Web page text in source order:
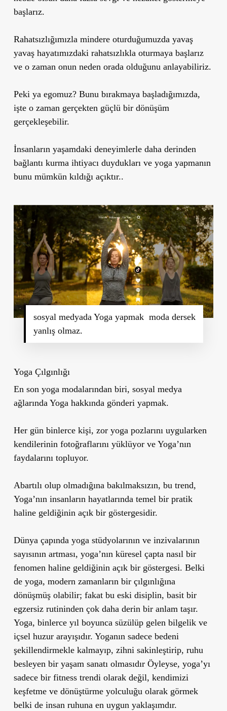
başlarız.
Rahatsızlığımızla mindere oturduğumuzda yavaş
yavaş hayatımızdaki rahatsızlıkla oturmaya başlarız
ve o zaman onun neden orada olduğunu anlayabiliriz.
Peki ya egomuz? Bunu bırakmaya başladığımızda,
işte o zaman gerçekten güçlü bir dönüşüm
gerçekleşebilir.
İnsanların yaşamdaki deneyimlerle daha derinden
bağlantı kurma ihtiyacı duydukları ve yoga yapmanın
bunu mümkün kıldığı açıktır..
sosyal medyada Yoga yapmak moda dersek
yanlış olmaz.
Yoga Çılgınlığı
En son yoga modalarından biri, sosyal medya
ağlarında Yoga hakkında gönderi yapmak.
Her gün binlerce kişi, zor yoga pozlarını uygularken
kendilerinin fotoğraflarını yüklüyor ve Yoga’nın
faydalarını topluyor.
Abartılı olup olmadığına bakılmaksızın, bu trend,
Yoga’nın insanların hayatlarında temel bir pratik
haline geldiğinin açık bir göstergesidir.
Dünya çapında yoga stüdyolarının ve inzivalarının
sayısının artması, yoga’nın küresel çapta nasıl bir
fenomen haline geldiğinin açık bir göstergesi. Belki
de yoga, modern zamanların bir çılgınlığına
dönüşmüş olabilir; fakat bu eski disiplin, basit bir
egzersiz rutininden çok daha derin bir anlam taşır.
Yoga, binlerce yıl boyunca süzülüp gelen bilgelik ve
içsel huzur arayışıdır. Yoganın sadece bedeni
şekillendirmekle kalmayıp, zihni sakinleştirip, ruhu
besleyen bir yaşam sanatı olmasıdır Öyleyse, yoga’yı
sadece bir fitness trendi olarak değil, kendimizi
keşfetme ve dönüştürme yolculuğu olarak görmek
belki de insan ruhuna en uygun yaklaşımdır.